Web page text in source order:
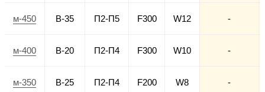
м-450 В-35 П2-П5 F300 W12 -
м-400 В-20 П2-П4 F300 W10 -
м-350 В-25 П2-П4 F200 W8 -